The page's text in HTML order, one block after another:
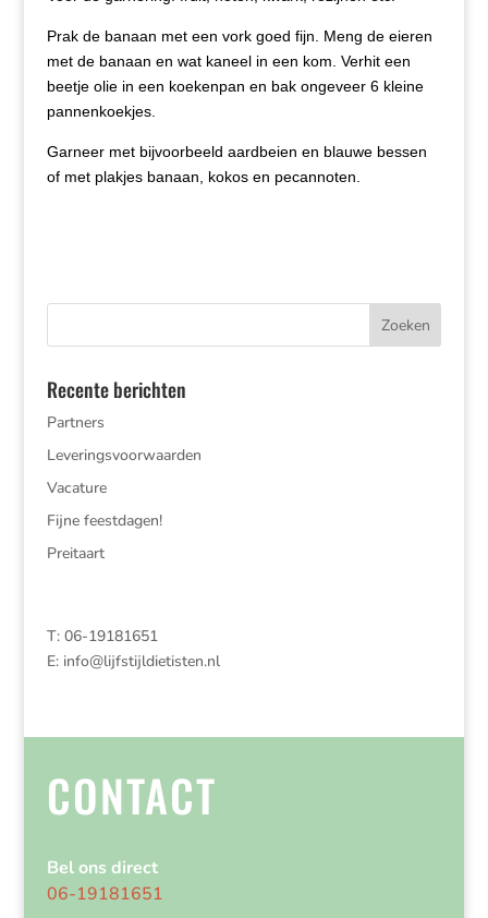
Prak de banaan met een vork goed fijn. Meng de eieren
met de banaan en wat kaneel in een kom. Verhit een
beetje olie in een koekenpan en bak ongeveer 6 kleine
pannenkoekjes.
Garneer met bijvoorbeeld aardbeien en blauwe bessen
of met plakjes banaan, kokos en pecannoten.
Recente berichten
Partners
Leveringsvoorwaarden
Vacature
Fijne feestdagen!
Preitaart
T: 06-19181651
E: info@lijfstijldietisten.nl
CONTACT
Bel ons direct
06-19181651